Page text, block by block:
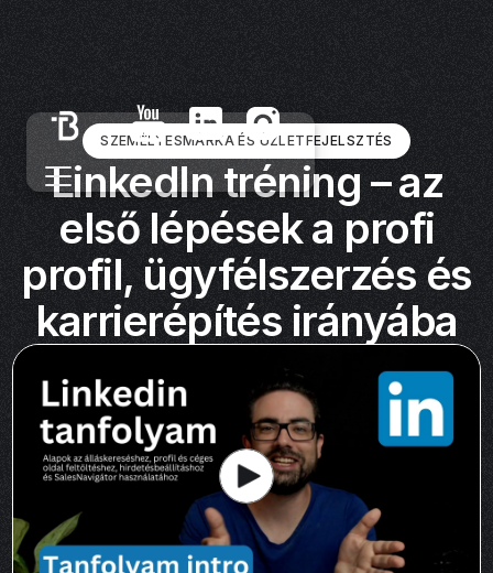
SZEMÉLYESMÁRKA ÉS ÜZLETFEJELSZTÉS
LinkedIn tréning – az
első lépések a profi
profil, ügyfélszerzés és
karrierépítés irányába